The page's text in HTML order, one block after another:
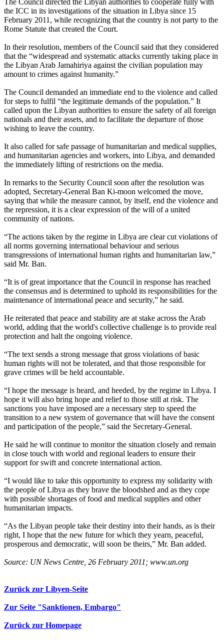
The Council directed the Libyan authorities to cooperate fully with
the ICC in its investigations of the situation in Libya since 15
February 2011, while recognizing that the country is not party to the
Rome Statute that created the Court.
In their resolution, members of the Council said that they considered
that the “widespread and systematic attacks currently taking place in
the Libyan Arab Jamahiriya against the civilian population may
amount to crimes against humanity.”
The Council demanded an immediate end to the violence and called
for steps to fulfil “the legitimate demands of the population.” It
called upon the Libyan authorities to ensure the safety of all foreign
nationals and their assets, and to facilitate the departure of those
wishing to leave the country.
It also called for safe passage of humanitarian and medical supplies,
and humanitarian agencies and workers, into Libya, and demanded
the immediately lifting of restrictions on the media.
In remarks to the Security Council soon after the resolution was
adopted, Secretary-General Ban Ki-moon welcomed the move,
saying that while the measure cannot, by itself, end the violence and
the repression, it is a clear expression of the will of a united
community of nations.
“The actions taken by the regime in Libya are clear cut violations of
all norms governing international behaviour and serious
transgressions of international human rights and humanitarian law,”
said Mr. Ban.
“It is of great importance that the Council in response has reached
the consensus and is determined to uphold its responsibilities for the
maintenance of international peace and security,” he said.
He reiterated that peace and stability are at stake across the Arab
world, adding that the world's collective challenge is to provide real
protection and halt the ongoing violence.
“The text sends a strong message that gross violations of basic
human rights will not be tolerated, and that those responsible for
grave crimes will be held accountable.
“I hope the message is heard, and heeded, by the regime in Libya. I
hope it will also bring hope and relief to those still at risk. The
sanctions you have imposed are a necessary step to speed the
transition to a new system of governance that will have the consent
and participation of the people,” said the Secretary-General.
He said he will continue to monitor the situation closely and remain
in close touch with world and regional leaders to ensure their
support for swift and concrete international action.
“I would like to take this opportunity to express my solidarity with
the people of Libya as they brave the bloodshed and as they cope
with possible shortages of food and medical supplies and other
humanitarian impacts.
“As the Libyan people take their destiny into their hands, as is their
right, I hope that the new future for which they yearn, peaceful,
prosperous and democratic, will soon be theirs,” Mr. Ban added.
Source: UN News Centre, 26 February 2011; www.un.org
Zurück zur Libyen-Seite
Zur Seite "Sanktionen, Embargo"
Zurück zur Homepage